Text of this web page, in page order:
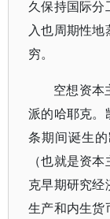
久保持国际分
入也周期性
穷。
空想资本
派的哈耶克。
条期间诞生
（也就是资
克早期研究经
生产和内生货